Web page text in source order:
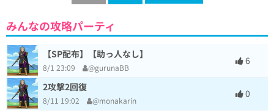
みんなの攻略パーティ
【SP配布】【助っ人なし】
8/1 23:09 @gurunaBB
6
2攻撃2回復
8/11 19:02 @monakarin
0